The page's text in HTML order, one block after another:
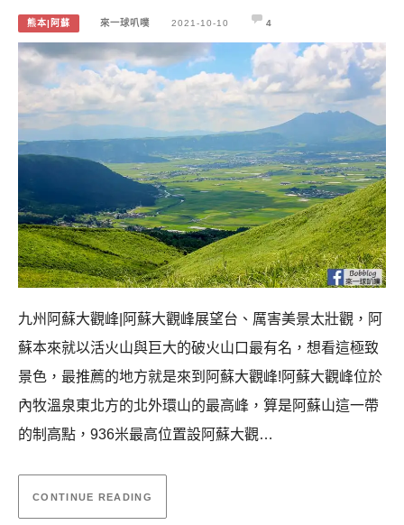
熊本|阿蘇 來一球叭噗 2021-10-10 4
九州阿蘇大觀峰|阿蘇大觀峰展望台、厲害美景太壯觀，阿
蘇本來就以活火山與巨大的破火山口最有名，想看這極致
景色，最推薦的地方就是來到阿蘇大觀峰!阿蘇大觀峰位於
內牧溫泉東北方的北外環山的最高峰，算是阿蘇山這一帶
的制高點，936米最高位置設阿蘇大觀…
CONTINUE READING